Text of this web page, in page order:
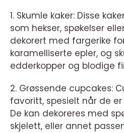
1. Skumle kaker: Disse
som hekser, spøkelser
dekorert med fargerike
karamelliserte epler, og
edderkopper og blodige
2. Grøssende cupcakes:
favoritt, spesielt når de
De kan dekoreres med
skjelett, eller annet